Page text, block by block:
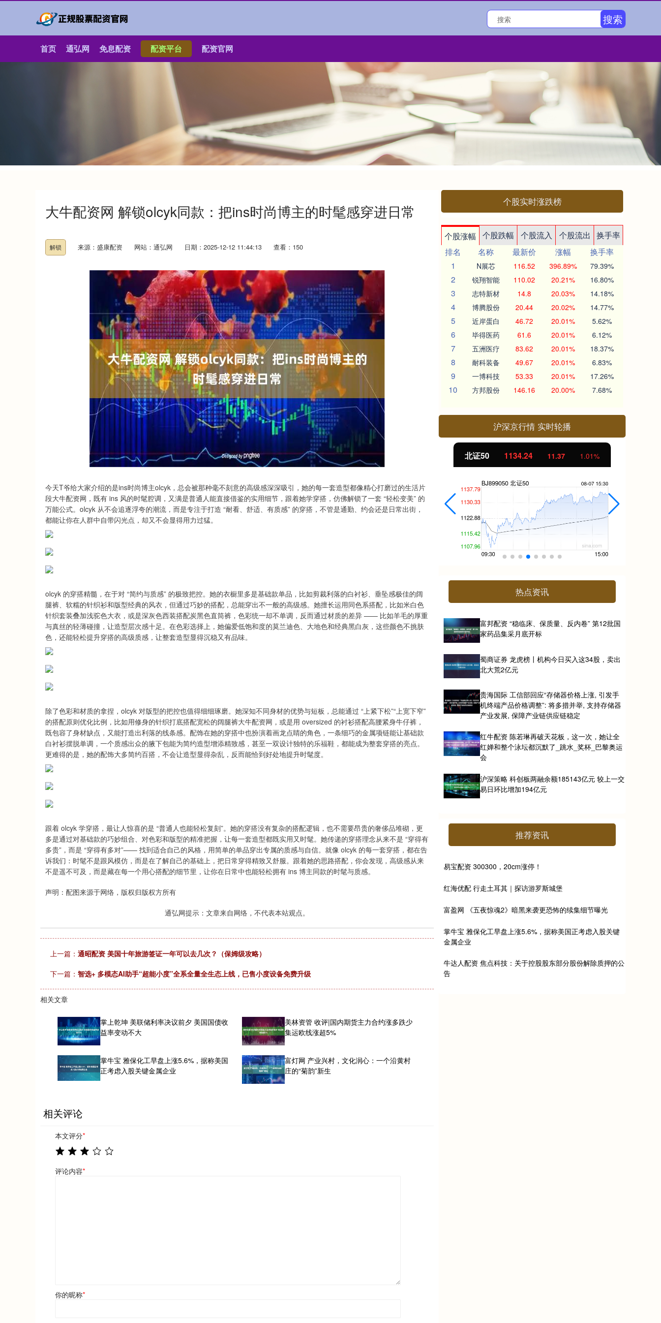
搜索
首页 通弘网 免息配资 配资平台 配资官网
大牛配资网 解锁olcyk同款：把ins时尚博主的时髦感穿进日常
解锁 来源：盛康配资 网站：通弘网 日期：2025-12-12 11:44:13 查看：150
今天T爷给大家介绍的是ins时尚博主olcyk，总会被那种毫不刻意的高级感深深吸引，她的每一套造型都像精心打磨过的生活片
段大牛配资网，既有 ins 风的时髦腔调，又满是普通人能直接借鉴的实用细节，跟着她学穿搭，仿佛解锁了一套 “轻松变美” 的
万能公式。olcyk 从不会追逐浮夸的潮流，而是专注于打造 “耐看、舒适、有质感” 的穿搭，不管是通勤、约会还是日常出街，
都能让你在人群中自带闪光点，却又不会显得用力过猛。
olcyk 的穿搭精髓，在于对 “简约与质感” 的极致把控。她的衣橱里多是基础款单品，比如剪裁利落的白衬衫、垂坠感极佳的阔
腿裤、软糯的针织衫和版型经典的风衣，但通过巧妙的搭配，总能穿出不一般的高级感。她擅长运用同色系搭配，比如米白色
针织套装叠加浅驼色大衣，或是深灰色西装搭配炭黑色直筒裤，色彩统一却不单调，反而通过材质的差异 —— 比如羊毛的厚重
与真丝的轻薄碰撞，让造型层次感十足。在色彩选择上，她偏爱低饱和度的莫兰迪色、大地色和经典黑白灰，这些颜色不挑肤
色，还能轻松提升穿搭的高级质感，让整套造型显得沉稳又有品味。
除了色彩和材质的拿捏，olcyk 对版型的把控也值得细细琢磨。她深知不同身材的优势与短板，总能通过 “上紧下松”“上宽下窄”
的搭配原则优化比例，比如用修身的针织打底搭配宽松的阔腿裤大牛配资网，或是用 oversized 的衬衫搭配高腰紧身牛仔裤，
既包容了身材缺点，又能打造出利落的线条感。配饰在她的穿搭中也扮演着画龙点睛的角色，一条细巧的金属项链能让基础款
白衬衫摆脱单调，一个质感出众的腋下包能为简约造型增添精致感，甚至一双设计独特的乐福鞋，都能成为整套穿搭的亮点。
更难得的是，她的配饰大多简约百搭，不会让造型显得杂乱，反而能恰到好处地提升时髦度。
跟着 olcyk 学穿搭，最让人惊喜的是 “普通人也能轻松复刻”。她的穿搭没有复杂的搭配逻辑，也不需要昂贵的奢侈品堆砌，更
多是通过对基础款的巧妙组合、对色彩和版型的精准把握，让每一套造型都既实用又时髦。她传递的穿搭理念从来不是 “穿得有
多贵”，而是 “穿得有多对”—— 找到适合自己的风格，用简单的单品穿出专属的质感与自信。就像 olcyk 的每一套穿搭，都在告
诉我们：时髦不是跟风模仿，而是在了解自己的基础上，把日常穿得精致又舒服。跟着她的思路搭配，你会发现，高级感从来
不是遥不可及，而是藏在每一个用心搭配的细节里，让你在日常中也能轻松拥有 ins 博主同款的时髦与质感。
声明：配图来源于网络，版权归版权方所有
通弘网提示：文章来自网络，不代表本站观点。
上一篇： 通昭配资 美国十年旅游签证一年可以去几次？（保姆级攻略）
下一篇： 智选+ 多模态AI助手“超能小度”全系全量全生态上线，已售小度设备免费升级
相关文章
掌上乾坤 美联储利率决议前夕 美国国债收
益率变动不大
美林资管 收评|国内期货主力合约涨多跌少
集运欧线涨超5%
掌牛宝 雅保化工早盘上涨5.6%，据称美国
正考虑入股关键金属企业
富灯网 产业兴村，文化润心：一个沿黄村
庄的“菊韵”新生
相关评论
本文评分*
评论内容*
你的昵称*
个股实时涨跌榜
个股涨幅 个股跌幅 个股流入 个股流出
换手率
排名
名称 最新价 涨幅
换手率
1
N展芯 116.52 396.89% 79.39%
2 锐翔智能 110.02 20.21% 16.80%
3 志特新材 14.8 20.03% 14.18%
4 博腾股份 20.44 20.02% 14.77%
5 近岸蛋白 46.72 20.01% 5.62%
6 毕得医药 61.6 20.01% 6.12%
7 五洲医疗 83.62 20.01% 18.37%
8 耐科装备 49.67 20.01% 6.83%
9 一博科技 53.33 20.01% 17.26%
10 方邦股份 146.16 20.00% 7.68%
沪深京行情 实时轮播
深证成指 14311.01 200.89 1.42% 沪深300 4694.44 43.13 北证50 1134.24 11.37 1.01%
热点资讯
富邦配资 “稳临床、保质量、反内卷” 第12批国
家药品集采月底开标
蜀商证券 龙虎榜丨机构今日买入这34股，卖出
北大荒2亿元
贵海国际 工信部回应“存储器价格上涨, 引发手
机终端产品价格调整”: 将多措并举, 支持存储器
产业发展, 保障产业链供应链稳定
红牛配资 陈若琳再破天花板，这一次，她让全
红婵和整个泳坛都沉默了_跳水_奖杯_巴黎奥运
会
沪深策略 科创板两融余额185143亿元 较上一交
易日环比增加194亿元
推荐资讯
易宝配资 300300，20cm涨停！
红海优配 行走土耳其｜探访游罗斯城堡
富盈网 《五夜惊魂2》暗黑来袭更恐怖的续集细节曝光
掌牛宝 雅保化工早盘上涨5.6%，据称美国正考虑入股关键
金属企业
牛达人配资 焦点科技：关于控股股东部分股份解除质押的公
告